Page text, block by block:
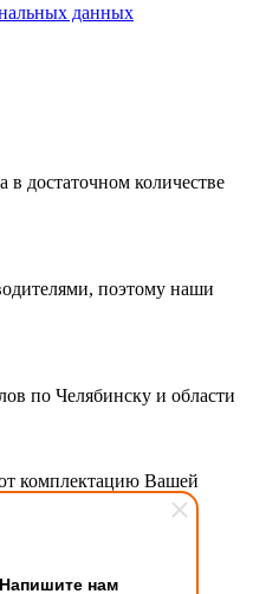
Напишите нам
данных
в достаточном количестве
поэтому наши
по Челябинску и области
комплектацию Вашей
6, 2й этаж